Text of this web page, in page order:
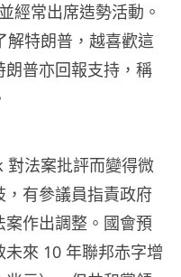
經常出席造勢活動。
解特朗普，越喜歡這
普亦回報支持，稱
對法案批評而變得微
有參議員指責政府
作出調整。國會預
來 10 年聯邦赤字增